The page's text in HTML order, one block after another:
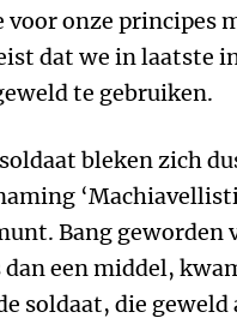
voor onze principes
dat we in laatste
te gebruiken.
bleken zich
Bang geworden
een middel,
soldaat, die geweld